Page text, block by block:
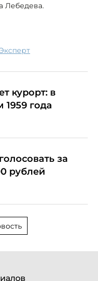
Лебедева.
эксперт
курорт: в
года
за
рублей